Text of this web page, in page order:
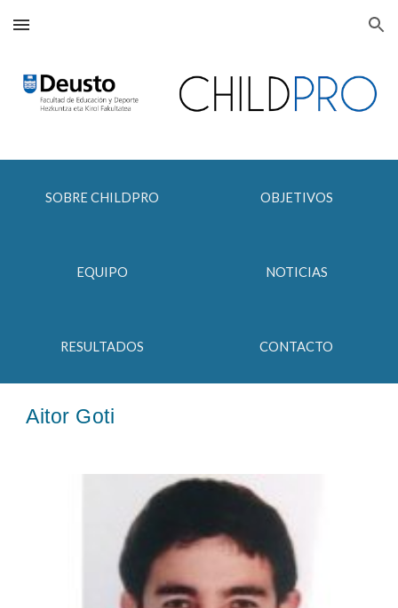
Skip to main content Skip to navigation
SOBRE CHILDPRO OBJETIVOS
EQUIPO NOTICIAS
RESULTADOS CONTACTO
Aitor Goti